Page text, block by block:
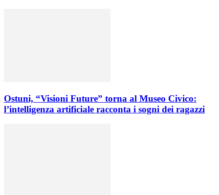
Ostuni, “Visioni Future” torna al Museo Civico:
l’intelligenza artificiale racconta i sogni dei ragazzi